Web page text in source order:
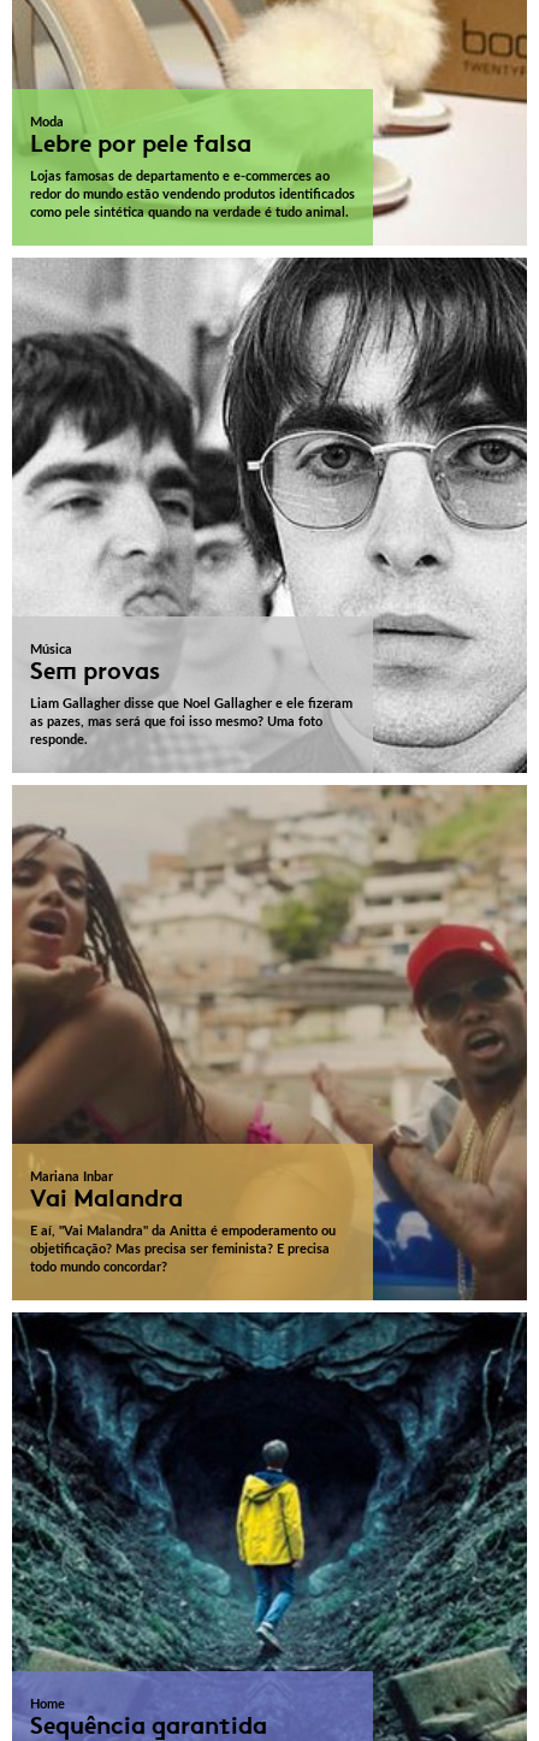
Moda
Lebre por pele falsa
Lojas famosas de departamento e e-commerces ao
redor do mundo estão vendendo produtos identificados
como pele sintética quando na verdade é tudo animal.
Música
Sem provas
Liam Gallagher disse que Noel Gallagher e ele fizeram
as pazes, mas será que foi isso mesmo? Uma foto
responde.
Mariana Inbar
Vai Malandra
E aí, "Vai Malandra" da Anitta é empoderamento ou
objetificação? Mas precisa ser feminista? E precisa
todo mundo concordar?
Home
Sequência garantida